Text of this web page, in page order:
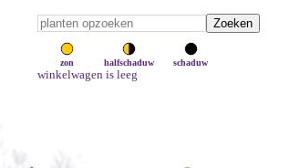
zon halfschaduw schaduw
winkelwagen is leeg